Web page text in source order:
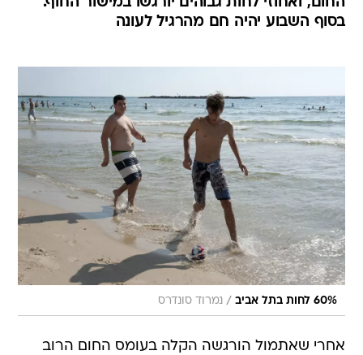
בסוף השבוע יהיה חם מהרגיל לעונה
60% לחות בתל אביב / נמרוד סונדרס
אחרי שאתמול הורגשה הקלה בעומס החום הרוב